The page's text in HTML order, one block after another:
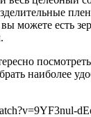
можете есть
наиболее